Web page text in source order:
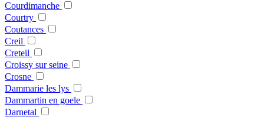
Courdimanche
Courtry
Coutances
Creil
Creteil
Croissy sur seine
Crosne
Dammarie les lys
Dammartin en goele
Darnetal